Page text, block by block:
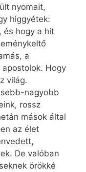
nyomait,
higgyétek:
és hogy a hit
a
Hogy
világ.
nagyobb
rossz
mások által
az élet
De valóban
örökké